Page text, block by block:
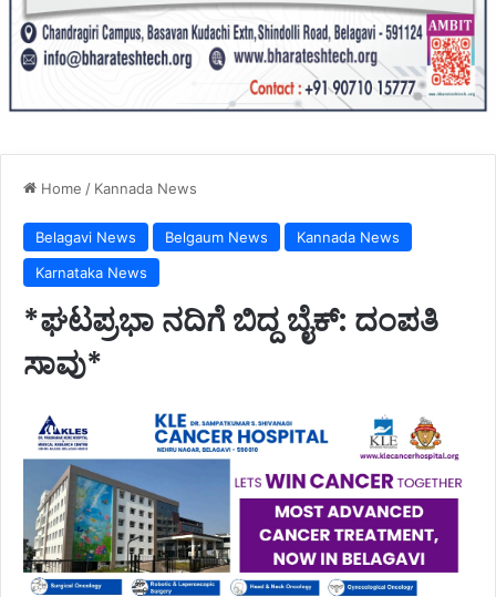
Home / Kannada News
Belagavi News Belgaum News
Kannada News
Karnataka News
*ಘಟಪ್ರಭಾ ನದಿಗೆ ಬಿದ್ದ ಬೈಕ್: ದಂಪತಿ
ಸಾವು*